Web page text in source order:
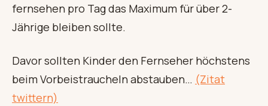
fernsehen pro Tag das Maximum für über 2-
Jährige bleiben sollte.
Davor sollten Kinder den Fernseher höchstens
beim Vorbeistraucheln abstauben… (Zitat
twittern)